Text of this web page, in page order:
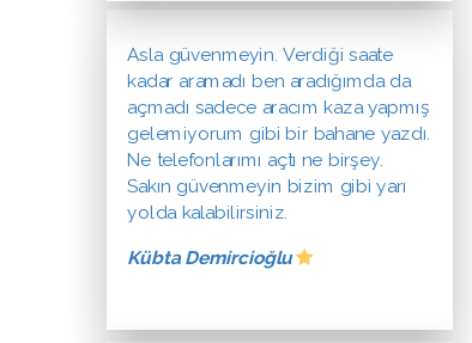
Asla güvenmeyin. Verdiği saate
kadar aramadı ben aradığımda da
açmadı sadece aracım kaza yapmış
gelemiyorum gibi bir bahane yazdı.
Ne telefonlarımı açtı ne birşey.
Sakın güvenmeyin bizim gibi yarı
yolda kalabilirsiniz.
Kübta Demircioğlu